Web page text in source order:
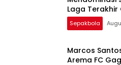
Laga Terakhir
Sepakbola
Marcos
Arema FC